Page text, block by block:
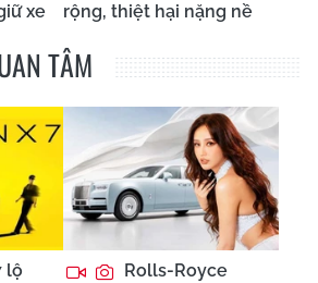
xe
rộng, thiệt hại nặng nề
TÂM
lộ
Rolls-Royce